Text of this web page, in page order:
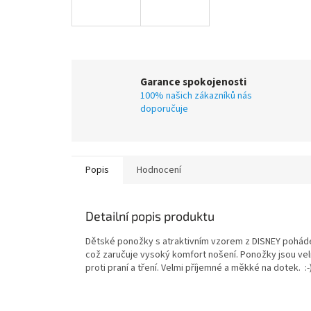
Garance spokojenosti
100% našich zákazníků nás
doporučuje
Popis Hodnocení
Detailní popis produktu
Dětské ponožky s atraktivním vzorem z DISNEY
což zaručuje vysoký komfort nošení. Ponožky jsou
proti praní a tření. Velmi příjemné a měkké na dotek.